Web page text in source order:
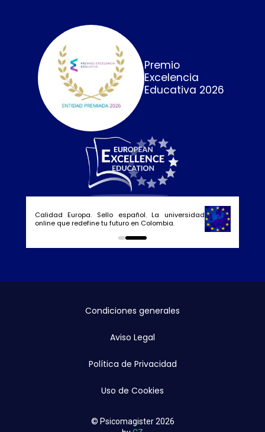
Premio
Excelencia
Educativa 2026
Calidad Europa. Sello español. La universidad
online que redefine tu futuro en Colombia.
0 1
Condiciones generales
Aviso Legal
Política de Privacidad
Uso de Cookies
© Psicomagister 2026